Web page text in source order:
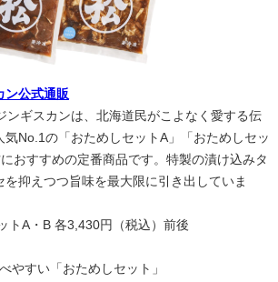
ン公式通販
ンギスカンは、北海道民がこよなく愛する伝
No.1の「おためしセットA」「おためしセッ
おすすめの定番商品です。特製の漬け込みタ
を抑えつつ旨味を最大限に引き出していま
トA・B 各3,430円（税込）前後
やすい「おためしセット」